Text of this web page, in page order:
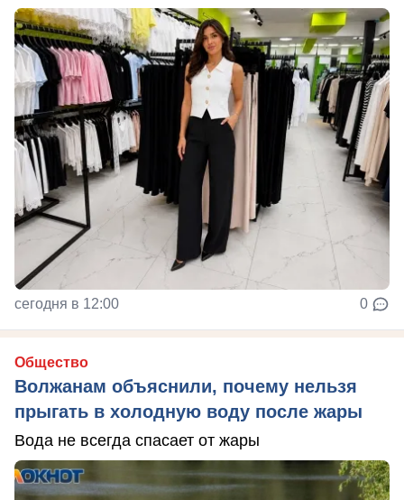
сегодня в 12:00 0
Общество
Волжанам объяснили, почему нельзя
прыгать в холодную воду после жары
Вода не всегда спасает от жары